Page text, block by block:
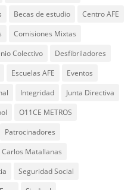
Becas de estudio
Centro AFE
Comisiones Mixtas
Colectivo
Desfibriladores
Escuelas AFE
Eventos
Integridad
Junta Directiva
O11CE METROS
Patrocinadores
Carlos Matallanas
Seguridad Social